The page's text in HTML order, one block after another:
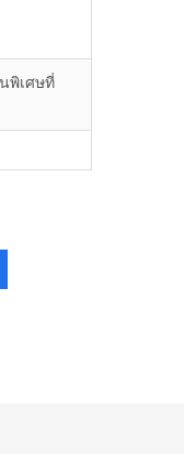
พิเศษที่